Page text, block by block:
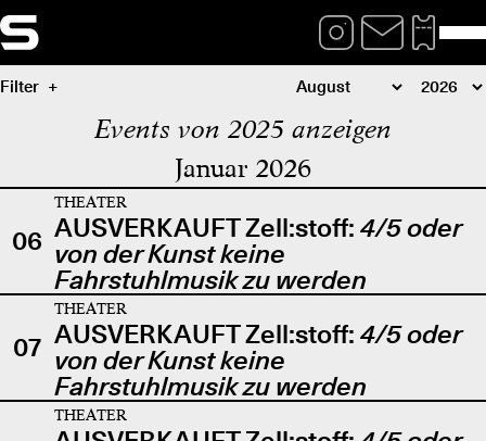
Filter
Events von 2025 anzeigen
Januar 2026
06
THEATER
AUSVERKAUFT Zell:stoff: 4/5 oder
von der Kunst keine
Fahrstuhlmusik zu werden
07
THEATER
AUSVERKAUFT Zell:stoff: 4/5 oder
von der Kunst keine
Fahrstuhlmusik zu werden
THEATER